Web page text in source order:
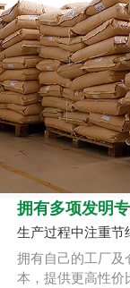
拥有多项发明
生产过程中注重节
拥有自己的工厂及
本，提供更高性价